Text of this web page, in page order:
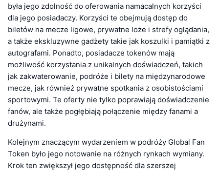
była jego zdolność do oferowania namacalnych korzyści
dla jego posiadaczy. Korzyści te obejmują dostęp do
biletów na mecze ligowe, prywatne loże i strefy oglądania,
a także ekskluzywne gadżety takie jak koszulki i pamiątki z
autografami. Ponadto, posiadacze tokenów mają
możliwość korzystania z unikalnych doświadczeń, takich
jak zakwaterowanie, podróże i bilety na międzynarodowe
mecze, jak również prywatne spotkania z osobistościami
sportowymi. Te oferty nie tylko poprawiają doświadczenie
fanów, ale także pogłębiają połączenie między fanami a
drużynami.
Kolejnym znaczącym wydarzeniem w podróży Global Fan
Token było jego notowanie na różnych rynkach wymiany.
Krok ten zwiększył jego dostępność dla szerszej